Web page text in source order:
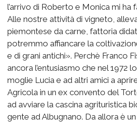
l’arrivo di Roberto e Monica mi ha
Alle nostre attività di vigneto,
piemontese da carne, fattoria
potremmo affiancare la
e di grani antichi». Perchè Franco
ancora l’entusiasmo che nel 1972
moglie Lucia e ad altri amici a
Agricola in un ex convento del
ad avviare la cascina agrituristica
gente ad Albugnano. Da allora è